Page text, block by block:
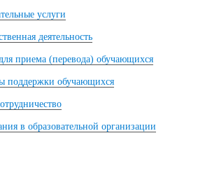
услуги
деятельность
приема (перевода) обучающихся
поддержки обучающихся
в образовательной организации